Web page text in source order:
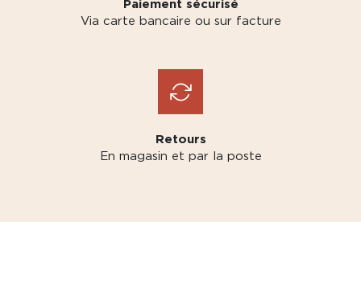
Paiement sécurisé
Via carte bancaire ou sur facture
Retours
En magasin et par la poste